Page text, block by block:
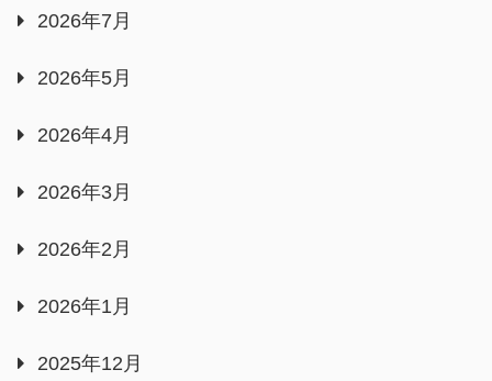
2026年7月
2026年5月
2026年4月
2026年3月
2026年2月
2026年1月
2025年12月